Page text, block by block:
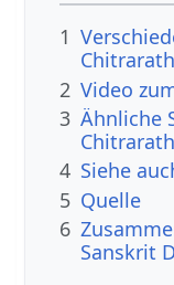
1
2 Video
3 Ähnliche
4 Siehe
5 Quelle
6
Sanskrit